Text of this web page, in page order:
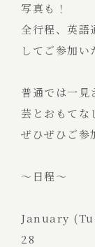
写真も！
全行程、英語
してご参加い
普通では一見
芸とおもてな
ぜひぜひご参
～日程～
January
28